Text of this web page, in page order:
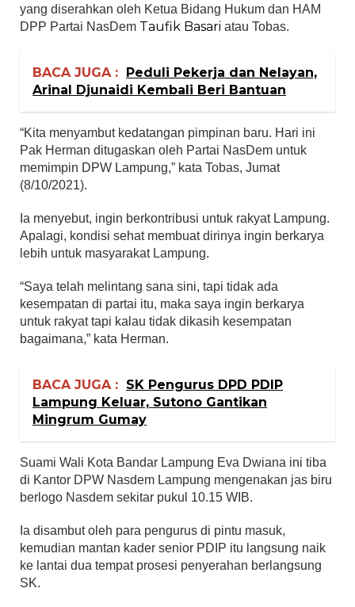
yang diserahkan oleh Ketua Bidang Hukum dan HAM
DPP Partai NasDem Taufik Basari atau Tobas.
BACA JUGA : Peduli Pekerja dan Nelayan,
Arinal Djunaidi Kembali Beri Bantuan
“Kita menyambut kedatangan pimpinan baru. Hari ini
Pak Herman ditugaskan oleh Partai NasDem untuk
memimpin DPW Lampung,” kata Tobas, Jumat
(8/10/2021).
Ia menyebut, ingin berkontribusi untuk rakyat Lampung.
Apalagi, kondisi sehat membuat dirinya ingin berkarya
lebih untuk masyarakat Lampung.
“Saya telah melintang sana sini, tapi tidak ada
kesempatan di partai itu, maka saya ingin berkarya
untuk rakyat tapi kalau tidak dikasih kesempatan
bagaimana,” kata Herman.
BACA JUGA : SK Pengurus DPD PDIP
Lampung Keluar, Sutono Gantikan
Mingrum Gumay
Suami Wali Kota Bandar Lampung Eva Dwiana ini tiba
di Kantor DPW Nasdem Lampung mengenakan jas biru
berlogo Nasdem sekitar pukul 10.15 WIB.
Ia disambut oleh para pengurus di pintu masuk,
kemudian mantan kader senior PDIP itu langsung naik
ke lantai dua tempat prosesi penyerahan berlangsung
SK.